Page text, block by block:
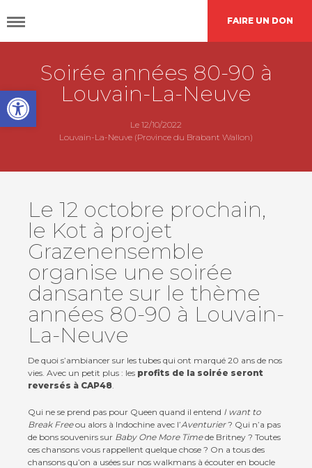
FAIRE UN DON
DÉCOUVRIR CAP48
AGIR AVEC NOUS
Demande de financement
L’agenda CAP48
Contact
Actualités
Soirée années 80-90 à
Louvain-La-Neuve
Le 12/10/2022
Louvain-La-Neuve (Province du Brabant Wallon)
Le 12 octobre prochain,
le Kot à projet
Grazenensemble
organise une soirée
dansante sur le thème
années 80-90 à Louvain-
La-Neuve
De quoi s’ambiancer sur les tubes qui ont marqué 20 ans de nos
vies. Avec un petit plus : les profits de la soirée seront
reversés à CAP48.
Qui ne se prend pas pour Queen quand il entend I want to
Break Freeou alors à Indochine avec l’Aventurier? Qui n’a pas
de bons souvenirs sur Baby One More Timede Britney ? Toutes
ces chansons vous rappellent quelque chose ? On a tous des
chansons qu’on a usées sur nos walkmans à écouter en boucle
Open toolbar